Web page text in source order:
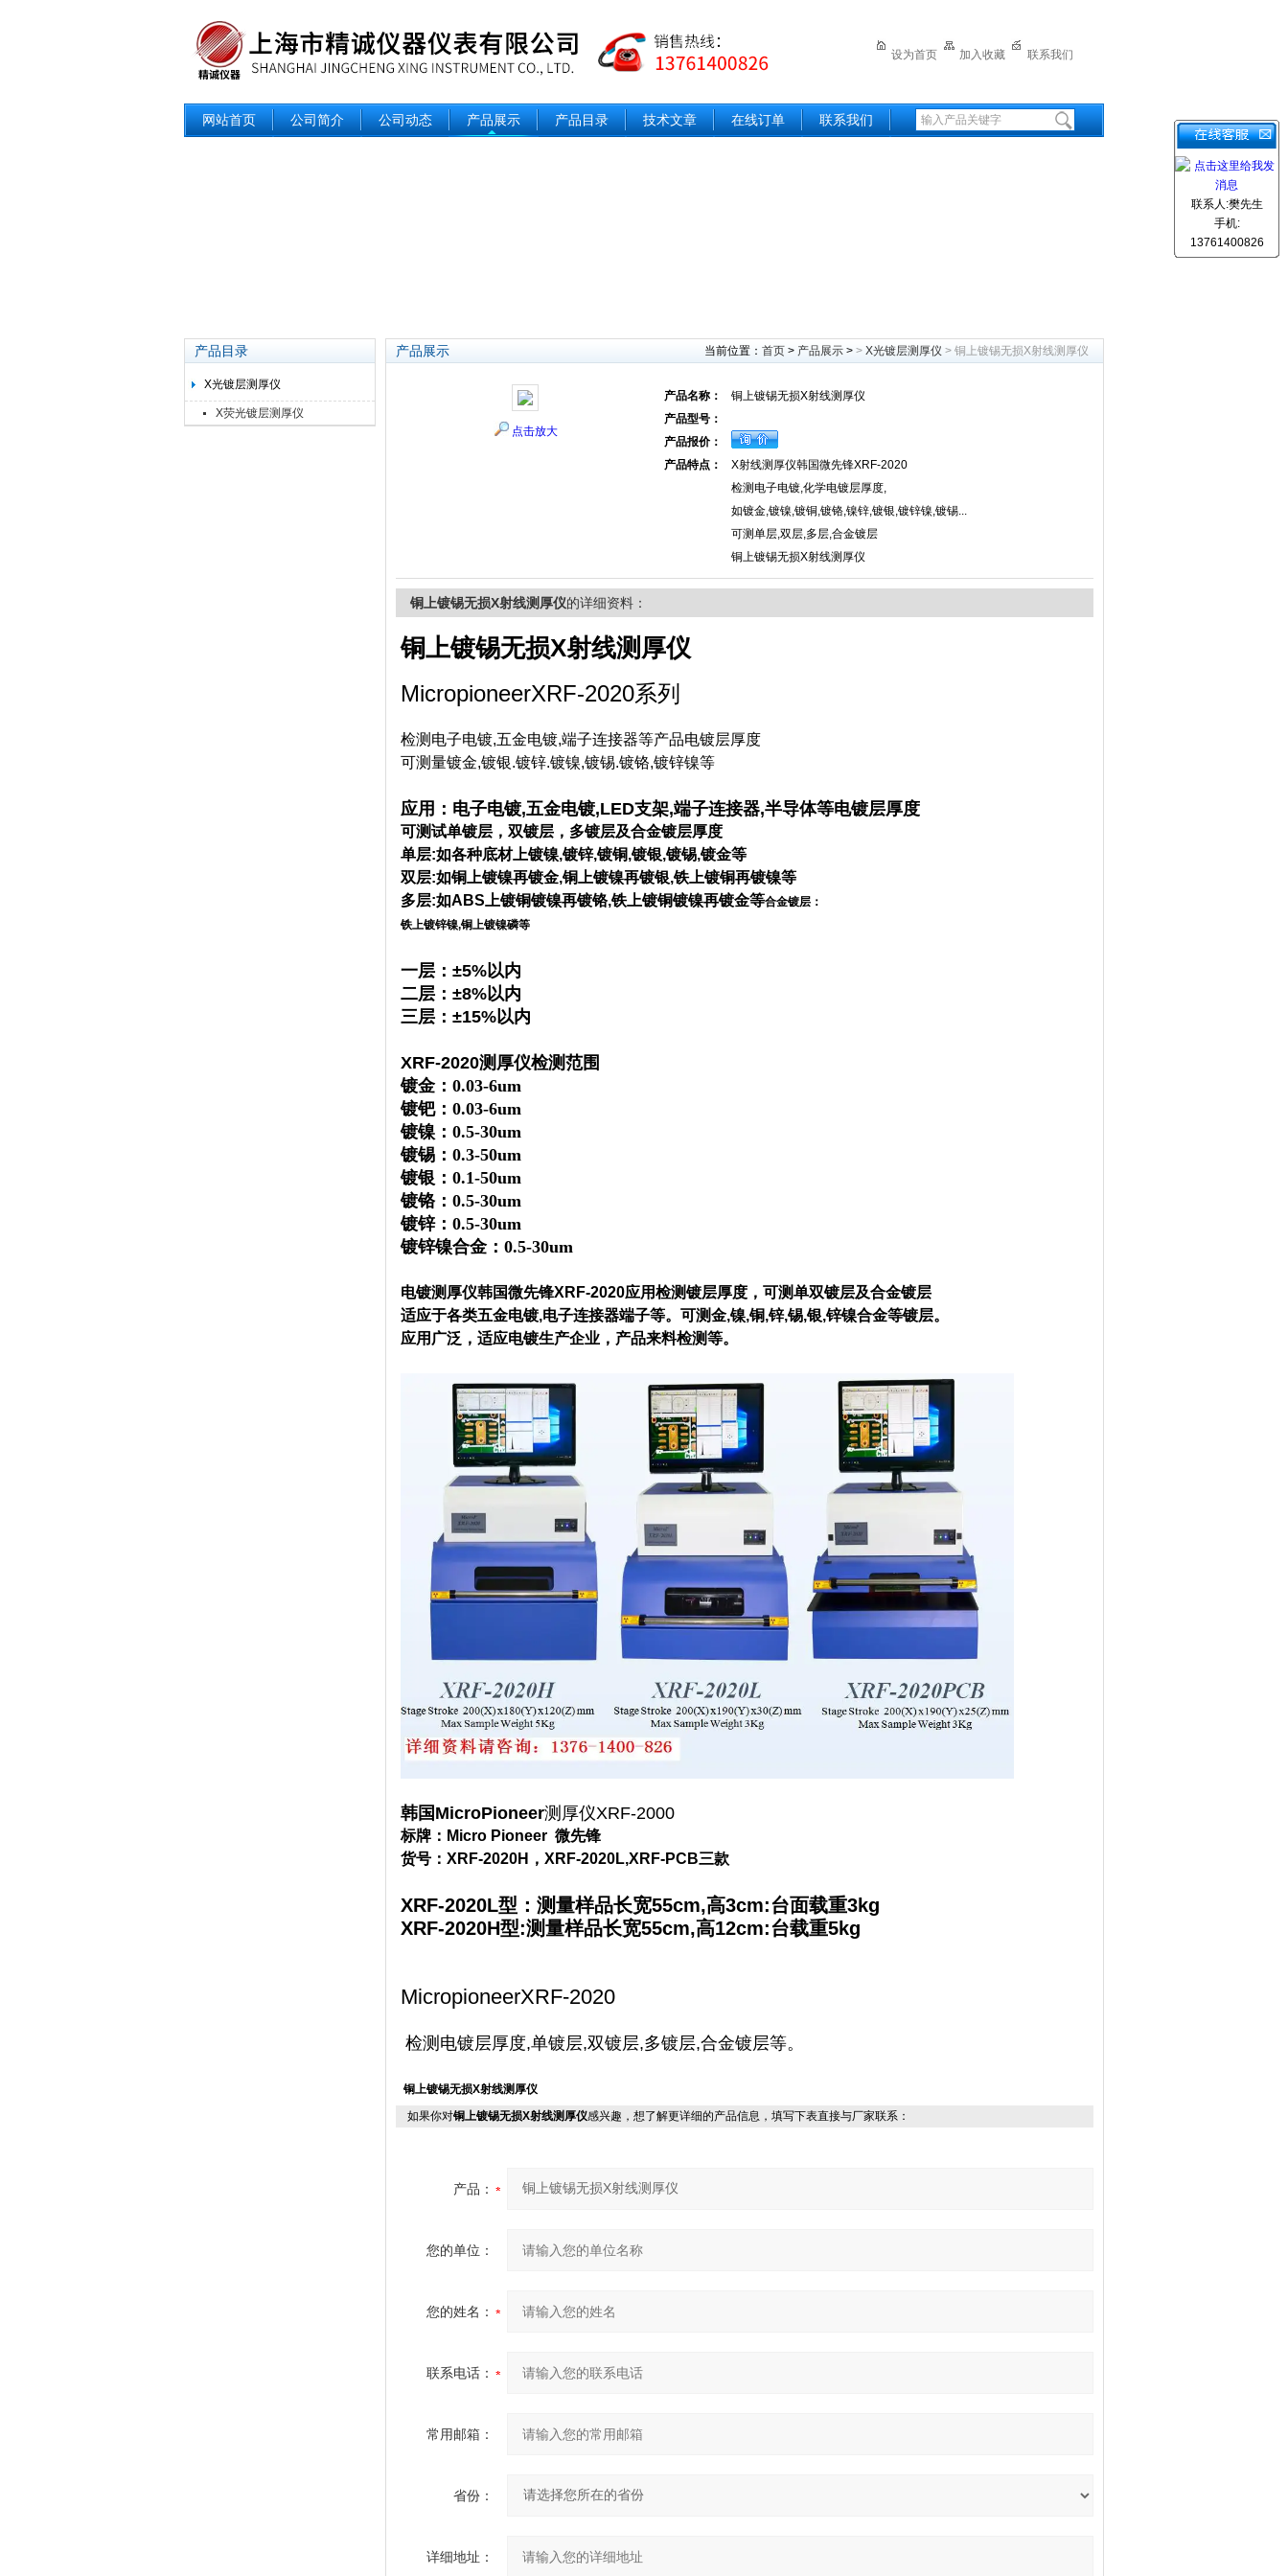
设为首页 加入收藏 联系我们
网站首页 公司简介 公司动态 产品展示 产品目录 技术文章 在线订单 联系我们
产品目录
X光镀层测厚仪
X荧光镀层测厚仪
产品展示 当前位置： 首页 > 产品展示 > > X光镀层测厚仪 > 铜上镀锡无损X射线测厚仪
点击放大
产品名称：
铜上镀锡无损X射线测厚仪
产品型号：
产品报价：
产品特点：
X射线测厚仪韩国微先锋XRF-2020
检测电子电镀,化学电镀层厚度,
如镀金,镀镍,镀铜,镀铬,镍锌,镀银,镀锌镍,镀锡...
可测单层,双层,多层,合金镀层
铜上镀锡无损X射线测厚仪
铜上镀锡无损X射线测厚仪的详细资料：
铜上镀锡无损X射线测厚仪
MicropioneerXRF-2020系列
检测电子电镀,五金电镀,端子连接器等产品电镀层厚度
可测量镀金,镀银.镀锌.镀镍,镀锡.镀铬,镀锌镍等
应用：电子电镀,五金电镀,LED支架,端子连接器,半导体等电镀层厚度
可测试单镀层，双镀层，多镀层及合金镀层厚度
单层:如各种底材上镀镍,镀锌,镀铜,镀银,镀锡,镀金等
双层:如铜上镀镍再镀金,铜上镀镍再镀银,铁上镀铜再镀镍等
多层:如ABS上镀铜镀镍再镀铬,铁上镀铜镀镍再镀金等​合金镀层：
铁上镀锌镍,铜上镀镍磷等
一层：±5%以内
二层：±8%以内
三层：±15%以内
XRF-2020测厚仪检测范围
镀金：0.03-6um
镀钯：0.03-6um
镀镍：0.5-30um
镀锡：0.3-50um
镀银：0.1-50um
镀铬：0.5-30um
镀锌：0.5-30um
镀锌镍合金：0.5-30um
电镀测厚仪韩国微先锋XRF-2020应用检测镀层厚度，可测单双镀层及合金镀层
适应于各类五金电镀,电子连接器端子等。可测金,镍,铜,锌,锡,银,锌镍合金等镀层。
应用广泛，适应电镀生产企业，产品来料检测等。
韩国MicroPioneer测厚仪XRF-2000
标牌：Micro Pioneer 微先锋
货号：XRF-2020H，XRF-2020L,XRF-PCB三款
XRF-2020L型：测量样品长宽55cm,高3cm:台面载重3kg
XRF-2020H型:测量样品长宽55cm,高12cm:台载重5kg
MicropioneerXRF-2020
检测电镀层厚度,单镀层,双镀层,多镀层,合金镀层等。
铜上镀锡无损X射线测厚仪
如果你对铜上镀锡无损X射线测厚仪感兴趣，想了解更详细的产品信息，填写下表直接与厂家联系：
产品：
您的单位：
您的姓名：
联系电话：
常用邮箱：
省份：
详细地址：
联系人:樊先生
手机:
13761400826